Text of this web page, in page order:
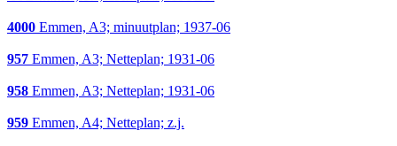
4000 Emmen, A3; minuutplan; 1937-06
957 Emmen, A3; Netteplan; 1931-06
958 Emmen, A3; Netteplan; 1931-06
959 Emmen, A4; Netteplan; z.j.